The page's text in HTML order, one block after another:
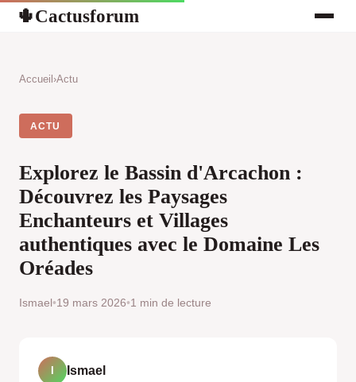
🌵Cactusforum
Accueil ›Actu
ACTU
Explorez le Bassin d'Arcachon :
Découvrez les Paysages
Enchanteurs et Villages
authentiques avec le Domaine Les
Oréades
Ismael•19 mars 2026•1 min de lecture
Ismael